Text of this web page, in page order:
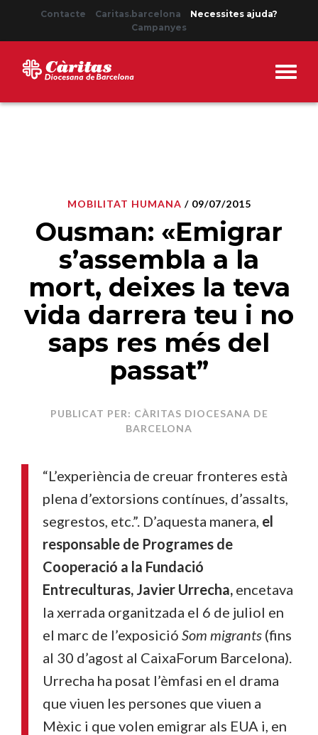
Contacte Caritas.barcelona
Necessites ajuda?
Campanyes
MOBILITAT HUMANA / 09/07/2015
Ousman: «Emigrar
s’assembla a la
mort, deixes la teva
vida darrera teu i no
saps res més del
passat”
PUBLICAT PER: CÀRITAS DIOCESANA DE
BARCELONA
“L’experiència de creuar fronteres està
plena d’extorsions contínues, d’assalts,
segrestos, etc.”. D’aquesta manera, el
responsable de Programes de
Cooperació a la Fundació
Entreculturas, Javier Urrecha, encetava
la xerrada organitzada el 6 de juliol en
el marc de l’exposició Som migrants (fins
al 30 d’agost al CaixaForum Barcelona).
Urrecha ha posat l’èmfasi en el drama
que viuen les persones que viuen a
Mèxic i que volen emigrar als EUA i, en